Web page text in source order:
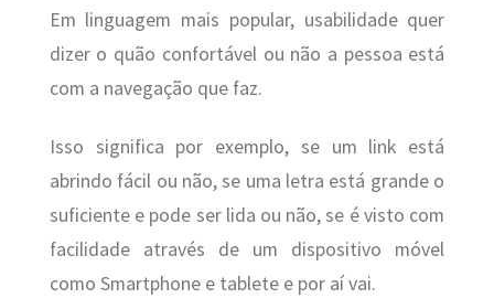
Em linguagem mais popular, usabilidade quer
dizer o quão confortável ou não a pessoa está
com a navegação que faz.
Isso significa por exemplo, se um link está
abrindo fácil ou não, se uma letra está grande o
suficiente e pode ser lida ou não, se é visto com
facilidade através de um dispositivo móvel
como Smartphone e tablete e por aí vai.